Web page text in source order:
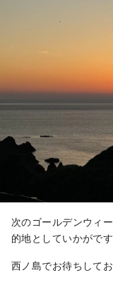
次のゴールデンウィ
的地としていかがで
西ノ島でお待ちしてお